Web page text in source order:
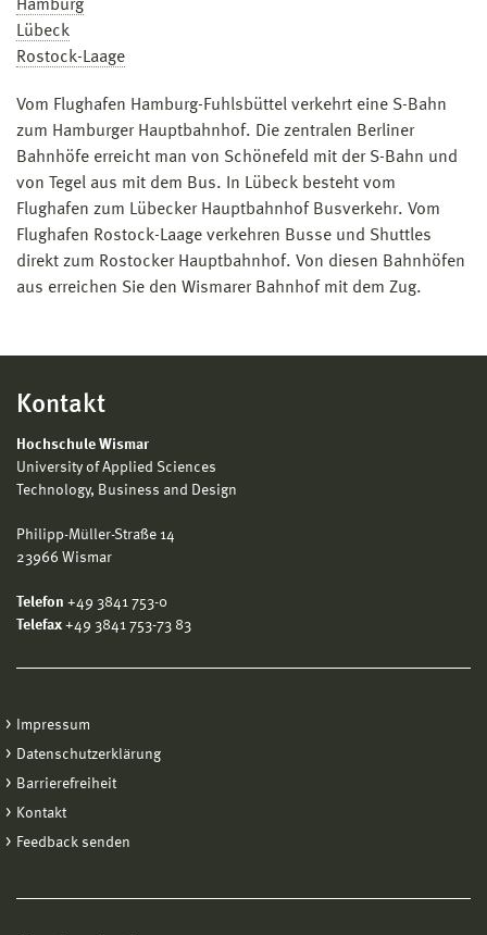
Hamburg
Lübeck
Rostock-Laage
Vom Flughafen Hamburg-Fuhlsbüttel verkehrt eine S-Bahn
zum Hamburger Hauptbahnhof. Die zentralen Berliner
Bahnhöfe erreicht man von Schönefeld mit der S-Bahn und
von Tegel aus mit dem Bus. In Lübeck besteht vom
Flughafen zum Lübecker Hauptbahnhof Busverkehr. Vom
Flughafen Rostock-Laage verkehren Busse und Shuttles
direkt zum Rostocker Hauptbahnhof. Von diesen Bahnhöfen
aus erreichen Sie den Wismarer Bahnhof mit dem Zug.
Kontakt
Hochschule Wismar
University of Applied Sciences
Technology, Business and Design
Philipp-Müller-Straße 14
23966 Wismar
Telefon +49 3841 753-0
Telefax +49 3841 753-73 83
Impressum
Datenschutzerklärung
Barrierefreiheit
Kontakt
Feedback senden